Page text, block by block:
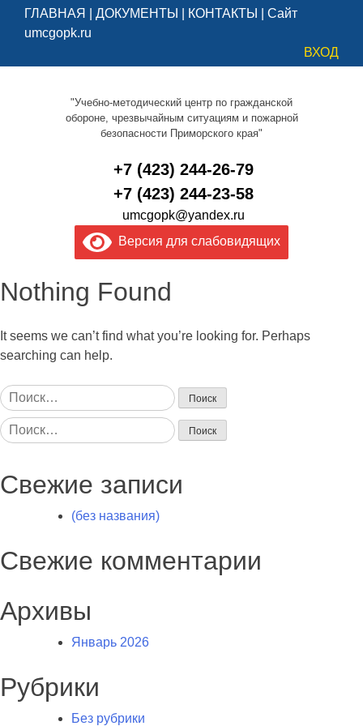
ГЛАВНАЯ ДОКУМЕНТЫ КОНТАКТЫ
Сайт
umcgopk.ru
ВХОД
"Учебно-методический центр по гражданской
обороне, чрезвычайным ситуациям и пожарной
безопасности Приморского края"
+7 (423) 244-26-79
+7 (423) 244-23-58
umcgopk@yandex.ru
Версия для слабовидящих
Nothing Found
It seems we can’t find what you’re looking for. Perhaps
searching can help.
Найти:
Найти:
Свежие записи
(без названия)
Свежие комментарии
Архивы
Январь 2026
Рубрики
Без рубрики